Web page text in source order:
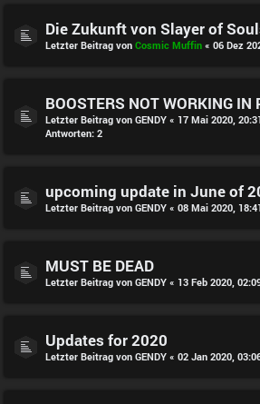
Die Zukunft von Slayer of
Letzter Beitrag von Cosmic Muffin « 06 Dez
BOOSTERS NOT WORKING IN
Letzter Beitrag von GENDY « 17 Mai 2020, 20:31
Antworten: 2
upcoming update in June of
Letzter Beitrag von GENDY « 08 Mai 2020, 18:41
MUST BE DEAD
Letzter Beitrag von GENDY « 13 Feb 2020,
Updates for 2020
Letzter Beitrag von GENDY « 02 Jan 2020,